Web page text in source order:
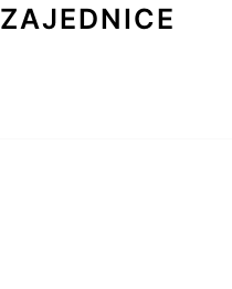
ZAJEDNICE